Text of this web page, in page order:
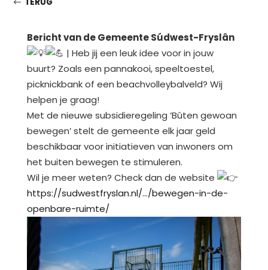
TERUG
Bericht van de Gemeente Súdwest-Fryslân
| Heb jij een leuk idee voor in jouw
buurt? Zoals een pannakooi, speeltoestel,
picknickbank of een beachvolleybalveld? Wij
helpen je graag!
Met de nieuwe subsidieregeling ‘Bûten gewoan
bewegen’ stelt de gemeente elk jaar geld
beschikbaar voor initiatieven van inwoners om
het buiten bewegen te stimuleren.
Wil je meer weten? Check dan de website
https://sudwestfryslan.nl/…/bewegen-in-de-
openbare-ruimte/